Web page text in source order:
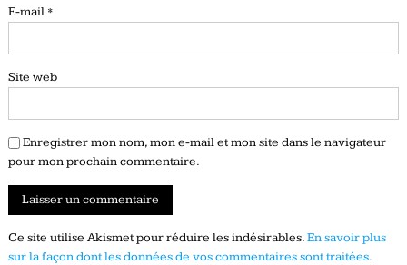
E-mail *
Site web
Enregistrer mon nom, mon e-mail et mon site dans le navigateur
pour mon prochain commentaire.
Ce site utilise Akismet pour réduire les indésirables.En savoir plus
sur la façon dont les données de vos commentaires sont traitées.